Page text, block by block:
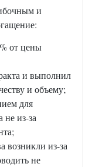
и
от цены
и выполнил
и объему;
для
из-за
возникли из-за
не